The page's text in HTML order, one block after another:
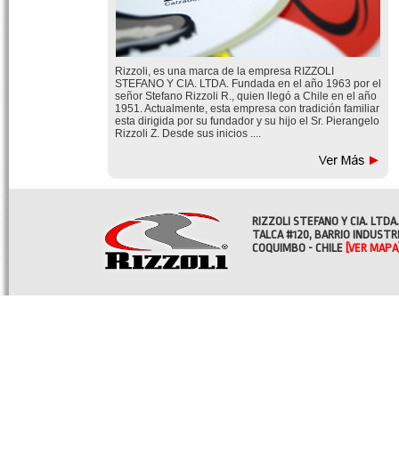
Rizzoli, es una marca de la empresa RIZZOLI
STEFANO Y CIA. LTDA. Fundada en el año 1963 por el
señor Stefano Rizzoli R., quien llegó a Chile en el año
1951. Actualmente, esta empresa con tradición familiar
esta dirigida por su fundador y su hijo el Sr. Pierangelo
Rizzoli Z. Desde sus inicios ....
RIZZOLI STEFANO Y CIA. LTDA.
TALCA #120, BARRIO
COQUIMBO - CHILE [VER